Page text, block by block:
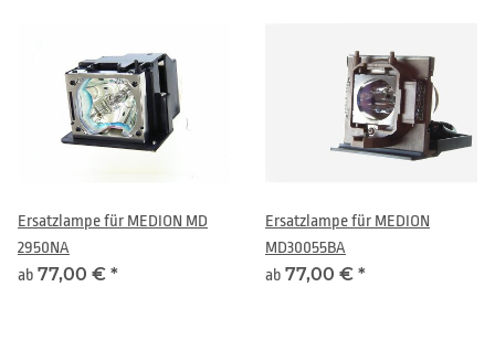
Ersatzlampe für MEDION MD
2950NA
ab 77,00 € *
Ersatzlampe für MEDION
MD30055BA
ab 77,00 € *